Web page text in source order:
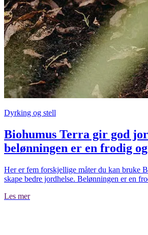
Dyrking og stell
Biohumus Terra gir god
belønningen er en frodig
Her er fem forskjellige måter du kan bruke
skape bedre jordhelse. Belønningen er en
Les mer